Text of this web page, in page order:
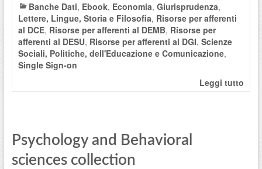
Banche Dati, Ebook, Economia, Giurisprudenza,
Lettere, Lingue, Storia e Filosofia, Risorse per afferenti
al DCE, Risorse per afferenti al DEMB, Risorse per
afferenti al DESU, Risorse per afferenti al DGI, Scienze
Sociali, Politiche, dell'Educazione e Comunicazione,
Single Sign-on
Leggi tutto
Psychology and Behavioral
sciences collection